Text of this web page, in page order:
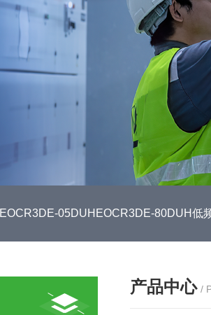
EOCR3DE-05DUHEOCR3DE-80DUH低
产品中心 /